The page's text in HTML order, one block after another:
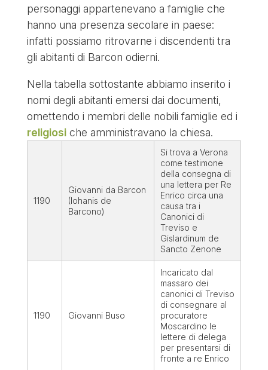
personaggi appartenevano a famiglie che
hanno una presenza secolare in paese:
infatti possiamo ritrovarne i discendenti tra
gli abitanti di Barcon odierni.
Nella tabella sottostante abbiamo inserito i
nomi degli abitanti emersi dai documenti,
omettendo i membri delle nobili famiglie ed i
religiosiche amministravano la chiesa.
1190
Giovanni da Barcon
(Iohanis de
Barcono)
Si trova a Verona
come testimone
della consegna di
una lettera per Re
Enrico circa una
causa tra i
Canonici di
Treviso e
Gislardinum de
Sancto Zenone
1190 Giovanni Buso
Incaricato dal
massaro dei
canonici di Treviso
di consegnare al
procuratore
Moscardino le
lettere di delega
per presentarsi di
fronte a re Enrico